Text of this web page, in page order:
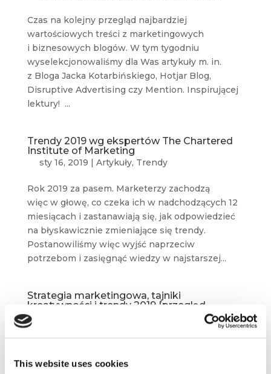
This website uses cookies
Czas na kolejny przegląd najbardziej
wartościowych treści z marketingowych
i biznesowych blogów. W tym tygodniu
wyselekcjonowaliśmy dla Was artykuły m. in.
z Bloga Jacka Kotarbińskiego, Hotjar Blog,
Disruptive Advertising czy Mention. Inspirującej
lektury! ...
Trendy 2019 wg ekspertów The Chartered
Institute of Marketing
sty 16, 2019 | Artykuły, Trendy
Rok 2019 za pasem. Marketerzy zachodzą
więc w głowę, co czeka ich w nadchodzących 12
miesiącach i zastanawiają się, jak odpowiedzieć
na błyskawicznie zmieniające się trendy.
Postanowiliśmy więc wyjść naprzeciw
potrzebom i zasięgnąć wiedzy w najstarszej...
Strategia marketingowa, tajniki
kreatywności i trendy 2019 [przegląd
blogosfery marketingowej #7]
i serwisów marketingowo-biznesowych, które